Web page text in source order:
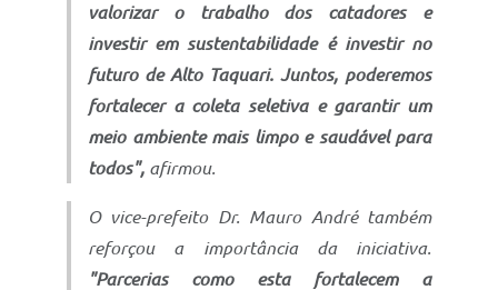
valorizar o trabalho dos catadores e
investir em sustentabilidade é investir no
futuro de Alto Taquari. Juntos, poderemos
fortalecer a coleta seletiva e garantir um
meio ambiente mais limpo e saudável para
todos", afirmou.
O vice-prefeito Dr. Mauro André também
reforçou a importância da iniciativa.
"Parcerias como esta fortalecem a